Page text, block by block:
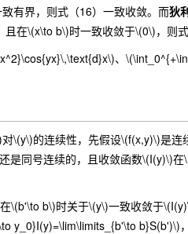
有界，则式（16）一致收敛。而狄
在\(x\to b\)时一致收敛于\(0\)，则式
、
的连续性，先假设\(f(x,y)\)是连
是同号连续的，且收敛函数\(I(y)\)
b\)时关于\(y\)一致收敛于
y_0}I(y)=\lim\limits_{b'\to b}S(b')\)